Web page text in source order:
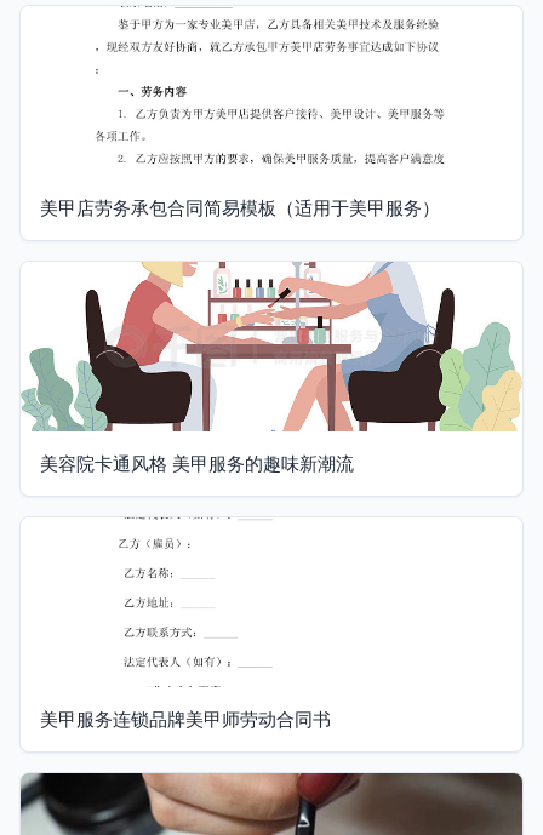
美甲店劳务承包合同简易模板（适用于美甲服务）
美容院卡通风格 美甲服务的趣味新潮流
美甲服务连锁品牌美甲师劳动合同书